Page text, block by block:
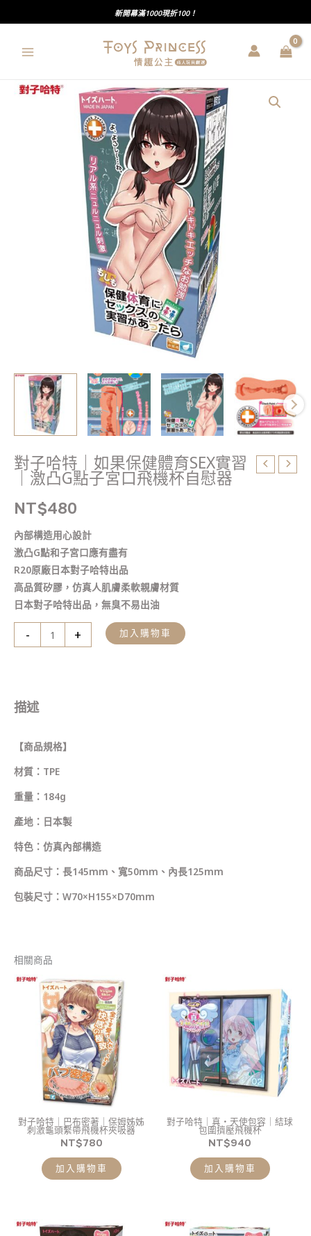
至
新開幕滿1000現折100！
對子哈特｜如果保健體育SEX實習
｜激凸G點子宮口飛機杯自慰器
NT$480
內部構造用心設計
激凸G點和子宮口應有盡有
R20原廠日本對子哈特出品
高品質矽膠，仿真人肌膚柔軟親膚材質
日本對子哈特出品，無臭不易出油
-
對
宮
口
飛
機
杯
慰
器
數
量
+ 加入購物車
描述
【商品規格】
材質：TPE
重量：184g
產地：日本製
特色：仿真內部構造
商品尺寸：長145mm、寬50mm、內長125mm
包裝尺寸：W70×H155×D70mm
相關商品
對子哈特｜巴布密著｜保姆姊姊
刺激龜頭繫帶飛機杯夾吸器
NT$780
加入購物車
對子哈特｜真・天使包容｜結球
包圍擠壓飛機杯
NT$940
加入購物車